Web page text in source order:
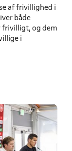
af frivillighed i
både
frivilligt, og dem
i